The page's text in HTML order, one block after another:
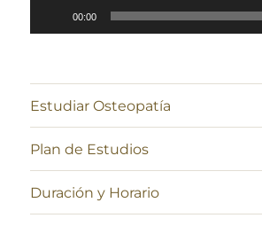
Reproductor
de
00:00
Estudiar Osteopatía
Plan de Estudios
Duración y Horario